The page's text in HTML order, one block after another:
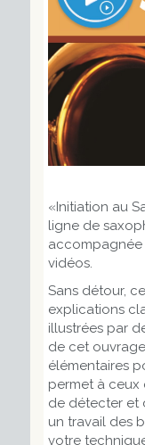
«Initiation au
ligne de
accompagnée
vidéos.
Sans détour,
explications
illustrées par
de cet
élémentaires
permet à ceux
de détecter et
un travail des
votre